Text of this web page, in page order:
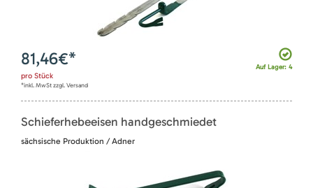
Auf Lager: 4
81,46€*
pro Stück
*inkl. MwSt zzgl. Versand
Schieferhebeeisen handgeschmiedet
sächsische Produktion / Adner